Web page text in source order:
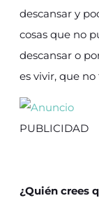
descansar y
cosas que no
descansar o
es vivir, que
PUBLICIDAD
¿Quién crees